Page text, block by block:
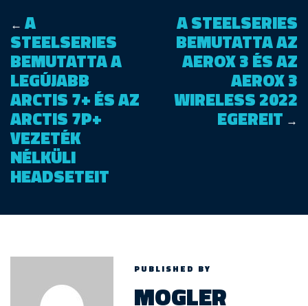
← A
STEELSERIES
BEMUTATTA A
LEGÚJABB
ARCTIS 7+ ÉS AZ
ARCTIS 7P+
VEZETÉK
NÉLKÜLI
HEADSETEIT
A STEELSERIES
BEMUTATTA AZ
AEROX 3 ÉS AZ
AEROX 3
WIRELESS 2022
EGEREIT →
PUBLISHED BY
MOGLER